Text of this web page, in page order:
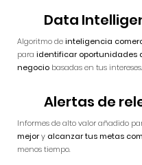
Data
Algoritmo deinteligencia
para identificar oportunidades
negocio basadas en tus intereses.
Alertas de
Informes de altovalor añadido
mejory alcanzartus metas
menos tiempo.